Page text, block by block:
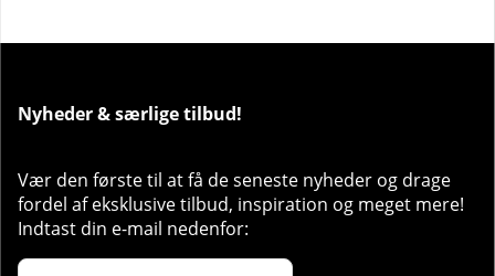
Nyheder & særlige tilbud!
Vær den første til at få de seneste nyheder og drage
fordel af eksklusive tilbud, inspiration og meget mere!
Indtast din e-mail nedenfor: